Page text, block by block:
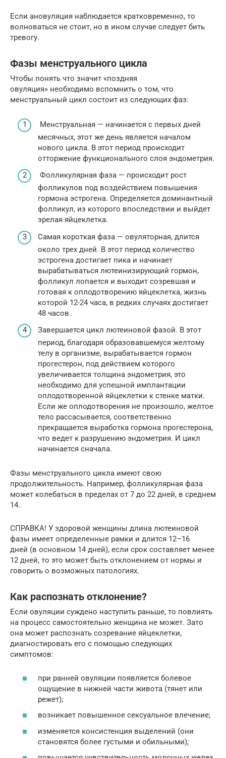
Если ановуляция наблюдается кратковременно, то
волноваться не стоит, но в ином случае следует бить
тревогу.
Фазы менструального цикла
Чтобы понять что значит «поздняя
овуляция» необходимо вспомнить о том, что
менструальный цикл состоит из следующих фаз:
Менструальная — начинается с первых дней
месячных, этот же день является началом
нового цикла. В этот период происходит
отторжение функционального слоя эндометрия.
Фолликулярная фаза — происходит рост
фолликулов под воздействием повышения
гормона эстрогена. Определяется доминантный
фолликул, из которого впоследствии и выйдет
зрелая яйцеклетка.
Самая короткая фаза — овуляторная, длится
около трех дней. В этот период количество
эстрогена достигает пика и начинает
вырабатываться лютеинизирующий гормон,
фолликул лопается и выходит созревшая и
готовая к оплодотворению яйцеклетка, жизнь
которой 12-24 часа, в редких случаях достигает
48 часов.
Завершается цикл лютеиновой фазой. В этот
период, благодаря образовавшемуся желтому
телу в организме, вырабатывается гормон
прогестерон, под действием которого
увеличивается толщина эндометрия, это
необходимо для успешной имплантации
оплодотворенной яйцеклетки к стенке матки.
Если же оплодотворения не произошло, желтое
тело рассасывается, соответственно
прекращается выработка гормона прогестерона,
что ведет к разрушению эндометрия. И цикл
начинается сначала.
Фазы менструального цикла имеют свою
продолжительность. Например, фолликулярная фаза
может колебаться в пределах от 7 до 22 дней, в среднем
14.
СПРАВКА! У здоровой женщины длина лютеиновой
фазы имеет определенные рамки и длится 12–16
дней (в основном 14 дней), если срок составляет менее
12 дней, то это может быть отклонением от нормы и
говорить о возможных патологиях.
Как распознать отклонение?
Если овуляции суждено наступить раньше, то повлиять
на процесс самостоятельно женщина не может. Зато
она может распознать созревание яйцеклетки,
диагностировать его с помощью следующих
симптомов:
при ранней овуляции появляется болевое
ощущение в нижней части живота (тянет или
режет);
возникает повышенное сексуальное влечение;
изменяется консистенция выделений (они
становятся более густыми и обильными);